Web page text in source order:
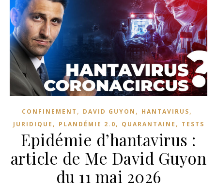
CONFINEMENT , DAVID GUYON , HANTAVIRUS,
JURIDIQUE , PLANDÉMIE 2.0, QUARANTAINE , TESTS
Epidémie d’hantavirus :
article de Me David Guyon
du 11 mai 2026